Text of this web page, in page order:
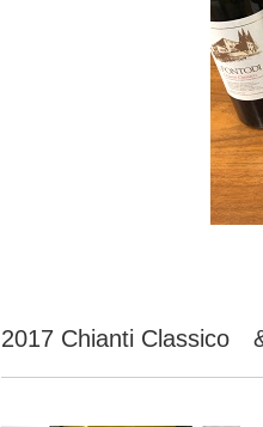
2017 Chianti Classico